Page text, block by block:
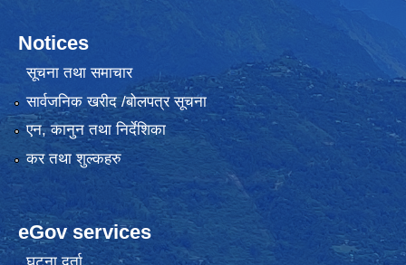
Notices
सूचना तथा समाचार
सार्वजनिक खरीद /बोलपत्र सूचना
एन, कानुन तथा निर्देशिका
कर तथा शुल्कहरु
eGov services